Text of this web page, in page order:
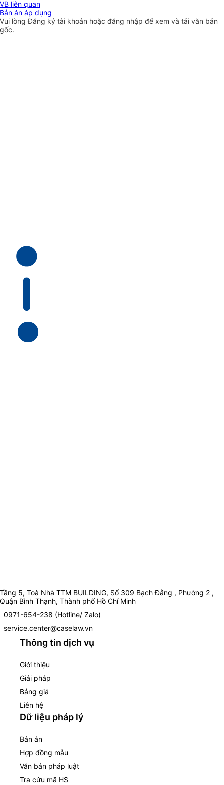
VB liên quan
Bản án áp dụng
Vui lòngĐăng ký tài khoản hoặc đăng nhập để xem và tải văn bản
gốc.
Tầng 5, Toà Nhà TTM BUILDING, Số 309 Bạch Đằng , Phường 2 ,
Quận Bình Thạnh, Thành phố Hồ Chí Minh
0971-654-238 (Hotline/ Zalo)
service.center@caselaw.vn
Thông tin dịch vụ
Giới thiệu
Giải pháp
Bảng giá
Liên hệ
Dữ liệu pháp lý
Bản án
Hợp đồng mẫu
Văn bản pháp luật
Tra cứu mã HS